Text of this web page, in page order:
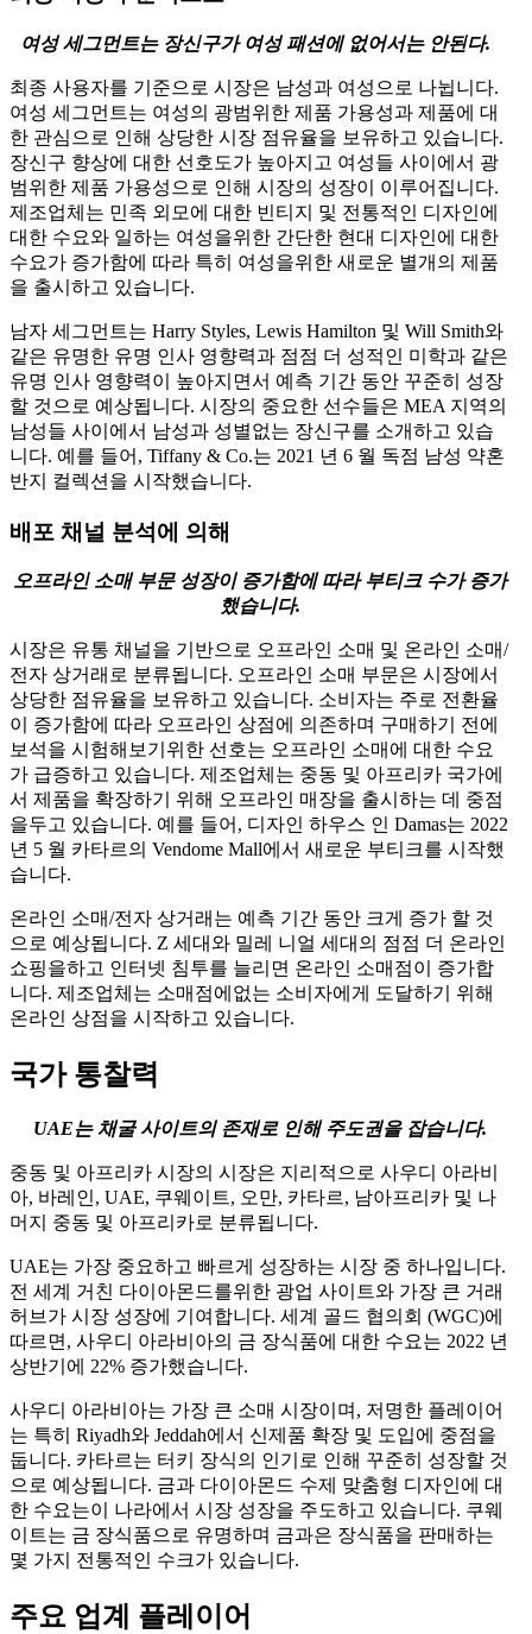
여성 세그먼트는 장신구가 여성 패션에 없어서는 안된다.
최종 사용자를 기준으로 시장은 남성과 여성으로 나뉩니다.
여성 세그먼트는 여성의 광범위한 제품 가용성과 제품에 대
한 관심으로 인해 상당한 시장 점유율을 보유하고 있습니다.
장신구 향상에 대한 선호도가 높아지고 여성들 사이에서 광
범위한 제품 가용성으로 인해 시장의 성장이 이루어집니다.
제조업체는 민족 외모에 대한 빈티지 및 전통적인 디자인에
대한 수요와 일하는 여성을위한 간단한 현대 디자인에 대한
수요가 증가함에 따라 특히 여성을위한 새로운 별개의 제품
을 출시하고 있습니다.
남자 세그먼트는 Harry Styles, Lewis Hamilton 및 Will Smith와
같은 유명한 유명 인사 영향력과 점점 더 성적인 미학과 같은
유명 인사 영향력이 높아지면서 예측 기간 동안 꾸준히 성장
할 것으로 예상됩니다. 시장의 중요한 선수들은 MEA 지역의
남성들 사이에서 남성과 성별없는 장신구를 소개하고 있습
니다. 예를 들어, Tiffany & Co.는 2021 년 6 월 독점 남성 약혼
반지 컬렉션을 시작했습니다.
배포 채널 분석에 의해
오프라인 소매 부문 성장이 증가함에 따라 부티크 수가 증가
했습니다.
시장은 유통 채널을 기반으로 오프라인 소매 및 온라인 소매/
전자 상거래로 분류됩니다. 오프라인 소매 부문은 시장에서
상당한 점유율을 보유하고 있습니다. 소비자는 주로 전환율
이 증가함에 따라 오프라인 상점에 의존하며 구매하기 전에
보석을 시험해보기위한 선호는 오프라인 소매에 대한 수요
가 급증하고 있습니다. 제조업체는 중동 및 아프리카 국가에
서 제품을 확장하기 위해 오프라인 매장을 출시하는 데 중점
을두고 있습니다. 예를 들어, 디자인 하우스 인 Damas는 2022
년 5 월 카타르의 Vendome Mall에서 새로운 부티크를 시작했
습니다.
온라인 소매/전자 상거래는 예측 기간 동안 크게 증가 할 것
으로 예상됩니다. Z 세대와 밀레 니얼 세대의 점점 더 온라인
쇼핑을하고 인터넷 침투를 늘리면 온라인 소매점이 증가합
니다. 제조업체는 소매점에없는 소비자에게 도달하기 위해
온라인 상점을 시작하고 있습니다.
국가 통찰력
UAE는 채굴 사이트의 존재로 인해 주도권을 잡습니다.
중동 및 아프리카 시장의 시장은 지리적으로 사우디 아라비
아, 바레인, UAE, 쿠웨이트, 오만, 카타르, 남아프리카 및 나
머지 중동 및 아프리카로 분류됩니다.
UAE는 가장 중요하고 빠르게 성장하는 시장 중 하나입니다.
전 세계 거친 다이아몬드를위한 광업 사이트와 가장 큰 거래
허브가 시장 성장에 기여합니다. 세계 골드 협의회 (WGC)에
따르면, 사우디 아라비아의 금 장식품에 대한 수요는 2022 년
상반기에 22% 증가했습니다.
사우디 아라비아는 가장 큰 소매 시장이며, 저명한 플레이어
는 특히 Riyadh와 Jeddah에서 신제품 확장 및 도입에 중점을
둡니다. 카타르는 터키 장식의 인기로 인해 꾸준히 성장할 것
으로 예상됩니다. 금과 다이아몬드 수제 맞춤형 디자인에 대
한 수요는이 나라에서 시장 성장을 주도하고 있습니다. 쿠웨
이트는 금 장식품으로 유명하며 금과은 장식품을 판매하는
몇 가지 전통적인 수크가 있습니다.
주요 업계 플레이어